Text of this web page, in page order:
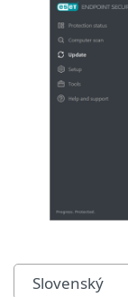
Slovenský